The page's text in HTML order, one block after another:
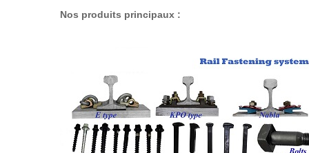
Nos produits principaux :